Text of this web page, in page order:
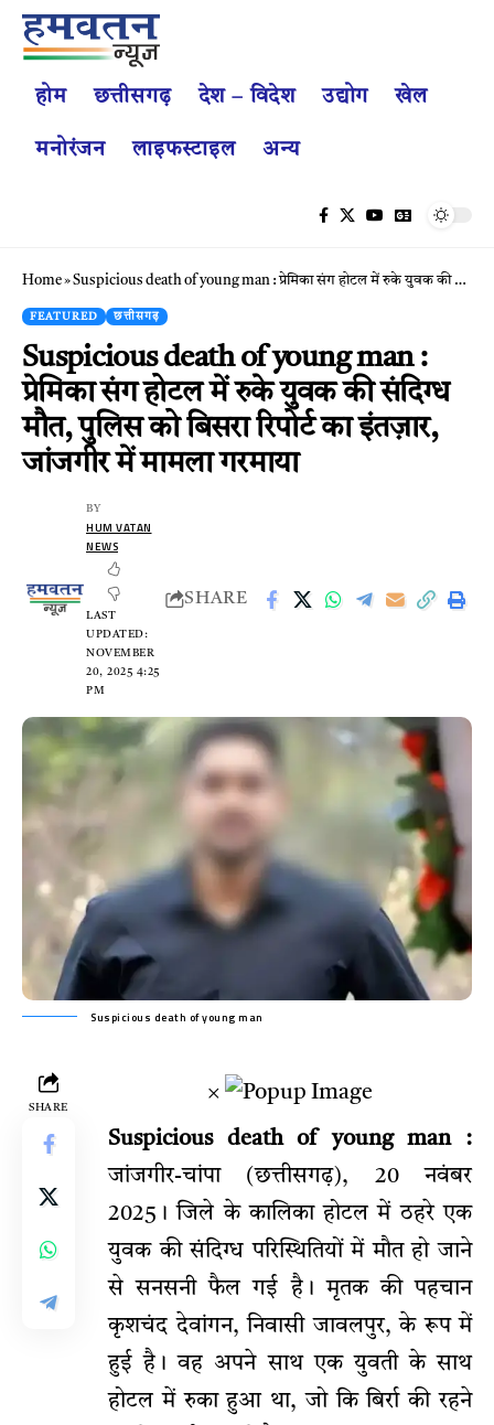
होम छत्तीसगढ़ देश – विदेश उद्योग खेल
मनोरंजन लाइफस्टाइल अन्य
Home»Suspicious death of young man : प्रेमिका संग होटल में रुके युवक की संदिग्ध मौत, पुलिस को बिसरा रिपोर्ट का इंतज़ार, जांजगीर में मामला गरमाया
FEATURED छत्तीसगढ़
Suspicious death of young man :
प्रेमिका संग होटल में रुके युवक की संदिग्ध
मौत, पुलिस को बिसरा रिपोर्ट का इंतज़ार,
जांजगीर में मामला गरमाया
LAST
UPDATED:
NOVEMBER
20, 2025 4:25
PM
BY
HUM VATAN
NEWS
SHARE
Suspicious death of young man
SHARE
×
Suspicious death of young man :
जांजगीर-चांपा (छत्तीसगढ़), 20 नवंबर
2025। जिले के कालिका होटल में ठहरे एक
युवक की संदिग्ध परिस्थितियों में मौत हो जाने
से सनसनी फैल गई है। मृतक की पहचान
कृशचंद देवांगन, निवासी जावलपुर, के रूप में
हुई है। वह अपने साथ एक युवती के साथ
होटल में रुका हुआ था, जो कि बिर्रा की रहने